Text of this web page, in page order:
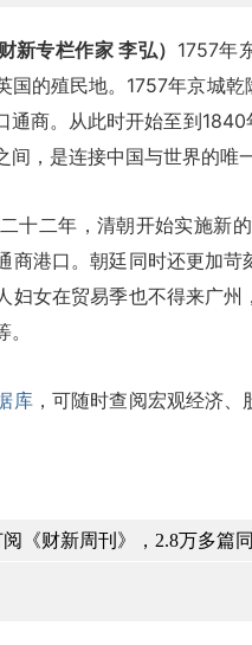
新专栏作家 李弘） 1757年
国的殖民地。1757年京城乾
通商。从此时开始至到
，是连接中国与世界的唯
二年，清朝开始实施新的
商港口。朝廷同时还更加
妇女在贸易季也不得来广
库，可随时查阅宏观经济、
阅《财新周刊》，2.8万多篇